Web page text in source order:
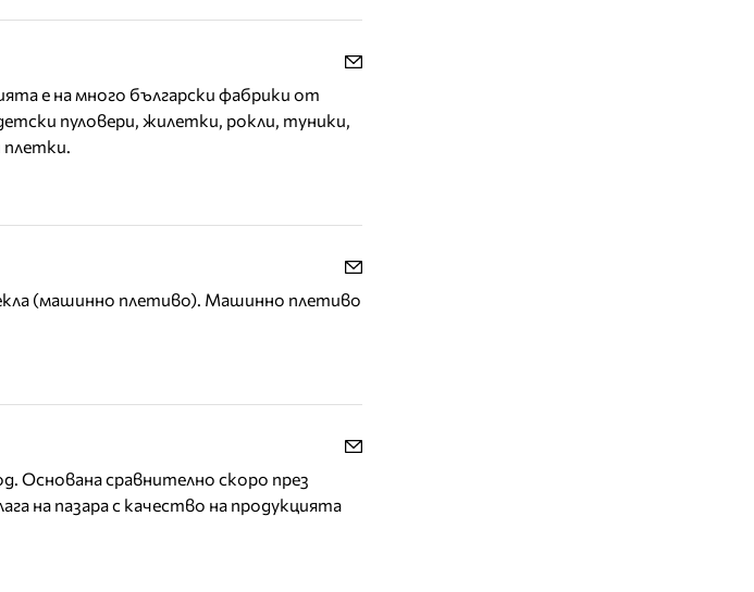
е на много български фабрики от
пуловери, жилетки, рокли, туники,
плетки.
(машинно плетиво). Машинно плетиво
Основана сравнително скоро през
на пазара с качество на продукцията